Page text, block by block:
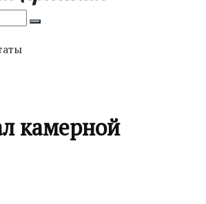
камерной